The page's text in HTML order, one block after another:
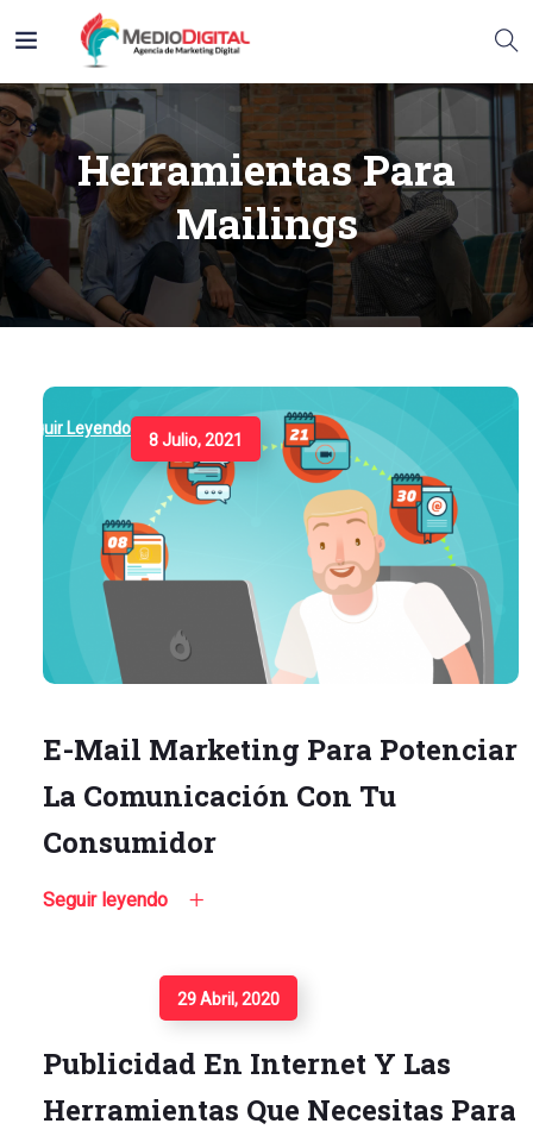
Herramientas Para
Mailings
Seguir Leyendo
8 Julio, 2021
E-Mail Marketing Para Potenciar
La Comunicación Con Tu
Consumidor
Seguir leyendo
29 Abril, 2020
Publicidad En Internet Y Las
Herramientas Que Necesitas Para